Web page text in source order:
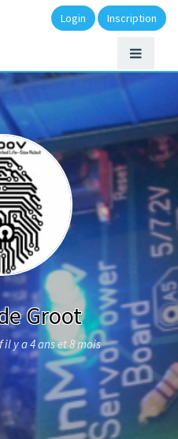
Login Inscription
Groot
y a 4 ans et 8 mois